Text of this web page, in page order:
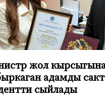
жол
адамды
сыйлады